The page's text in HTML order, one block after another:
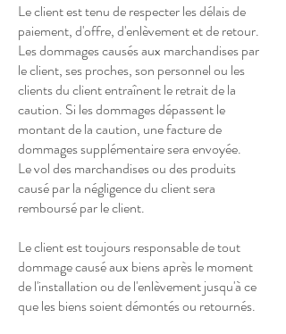
Le client est tenu de respecter les délais de
paiement, d'offre, d'enlèvement et de retour.
Les dommages causés aux marchandises par
le client, ses proches, son personnel ou les
clients du client entraînent le retrait de la
caution. Si les dommages dépassent le
montant de la caution, une facture de
dommages supplémentaire sera envoyée.
Le vol des marchandises ou des produits
causé par la négligence du client sera
remboursé par le client.
Le client est toujours responsable de tout
dommage causé aux biens après le moment
de l'installation ou de l'enlèvement jusqu'à ce
que les biens soient démontés ou retournés.